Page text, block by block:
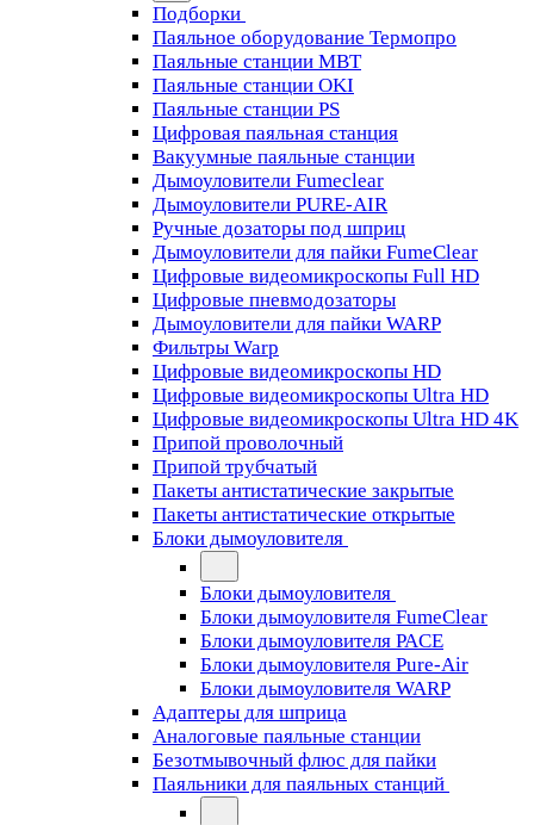
Подборки
Паяльное оборудование Термопро
Паяльные станции MBT
Паяльные станции OKI
Паяльные станции PS
Цифровая паяльная станция
Вакуумные паяльные станции
Дымоуловители Fumeclear
Дымоуловители PURE-AIR
Ручные дозаторы под шприц
Дымоуловители для пайки FumeClear
Цифровые видеомикроскопы Full HD
Цифровые пневмодозаторы
Дымоуловители для пайки WARP
Фильтры Warp
Цифровые видеомикроскопы HD
Цифровые видеомикроскопы Ultra HD
Цифровые видеомикроскопы Ultra HD 4K
Припой проволочный
Припой трубчатый
Пакеты антистатические закрытые
Пакеты антистатические открытые
Блоки дымоуловителя
Блоки дымоуловителя
Блоки дымоуловителя FumeClear
Блоки дымоуловителя PACE
Блоки дымоуловителя Pure-Air
Блоки дымоуловителя WARP
Адаптеры для шприца
Аналоговые паяльные станции
Безотмывочный флюс для пайки
Паяльники для паяльных станций